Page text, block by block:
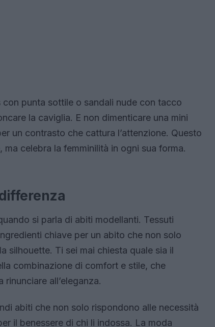
punta sottile o sandali nude con tacco
la caviglia. E non dimenticare una mini
un contrasto che cattura l’attenzione. Questo
celebra la femminilità in ogni sua forma.
si parla di abiti modellanti. Tessuti
chiave per un abito che non solo
silhouette. Ti sei mai chiesta quale sia il
combinazione di comfort e stile, che
all’eleganza.
abiti che non solo rispondono alle necessità
il benessere di chi li indossa. La moda